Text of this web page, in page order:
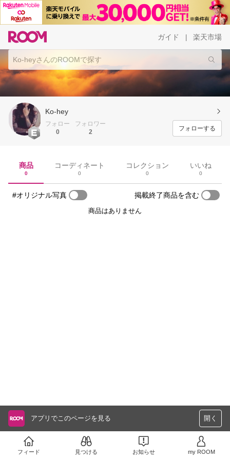
ガイド 楽天市場
Ko-hey
フォロー
0
フォロワー
2
フォローする
商品
0
コーディネート
0
コレクション
0
いいね
0
#オリジナル写真 掲載終了商品を含む
商品はありません
アプリでこのページを見る 開く
フィード 見つける お知らせ my ROOM